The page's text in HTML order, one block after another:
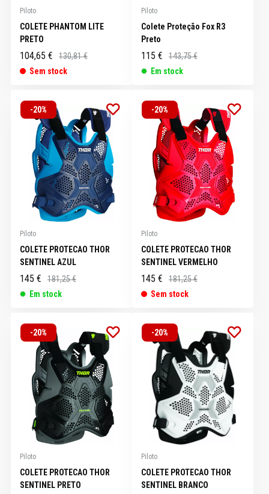
Piloto
COLETE PHANTOM LITE
PRETO
104,65 €
130,81 €
Sem stock
Piloto
Colete Proteção Fox R3
Preto
115 €
143,75 €
Em stock
-20%
Piloto
COLETE PROTECAO THOR
SENTINEL AZUL
145 €
181,25 €
Em stock
-20%
Piloto
COLETE PROTECAO THOR
SENTINEL VERMELHO
145 €
181,25 €
Sem stock
-20%
Piloto
COLETE PROTECAO THOR
SENTINEL PRETO
-20%
Piloto
COLETE PROTECAO THOR
SENTINEL BRANCO